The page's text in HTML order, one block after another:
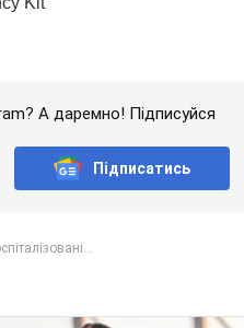
А даремно! Підписуйся
Підписатись